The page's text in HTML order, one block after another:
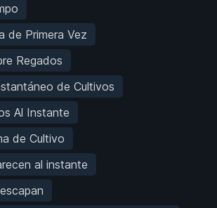
de Primera Vez
Regados
de Cultivos
Al Instante
de Cultivo
al instante